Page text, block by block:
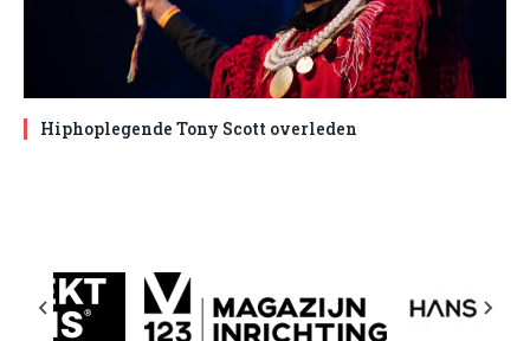
Hiphoplegende Tony Scott overleden